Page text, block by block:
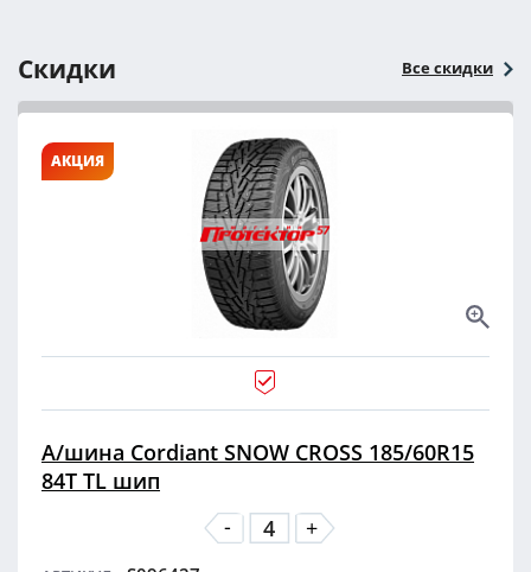
Скидки Все скидки
АКЦИЯ
А/шина Cordiant SNOW CROSS 185/60R15
84T TL шип
-
+